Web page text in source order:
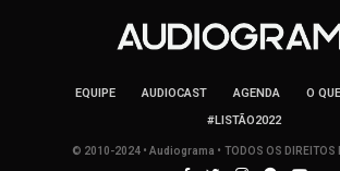
EQUIPE AUDIOCAST AGENDA
O
#LISTÃO2022
© 2010-2024 • Audiograma • TODOS OS DIREITOS